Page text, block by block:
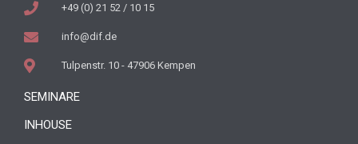
+49 (0) 21 52 / 10 15
info@dif.de
Tulpenstr. 10 - 47906 Kempen
SEMINARE
INHOUSE